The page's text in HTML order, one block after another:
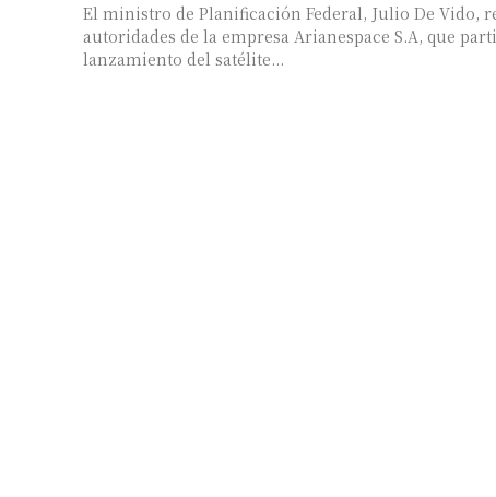
El ministro de Planificación Federal, Julio De Vido,
autoridades de la empresa Arianespace S.A, que
lanzamiento del satélite...